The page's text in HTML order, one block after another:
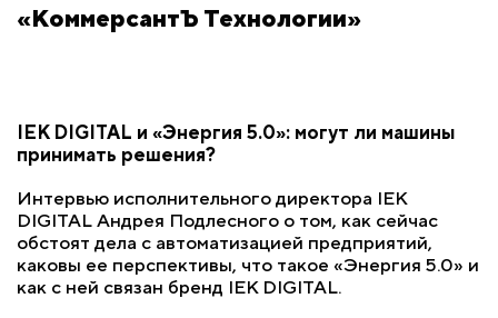
«КоммерсантЪ Технологии»
IEK DIGITAL и «Энергия 5.0»: могут ли машины
принимать решения?
Интервью исполнительного директора IEK
DIGITAL Андрея Подлесного о том, как сейчас
обстоят дела с автоматизацией предприятий,
каковы ее перспективы, что такое «Энергия 5.0» и
как с ней связан бренд IEK DIGITAL.